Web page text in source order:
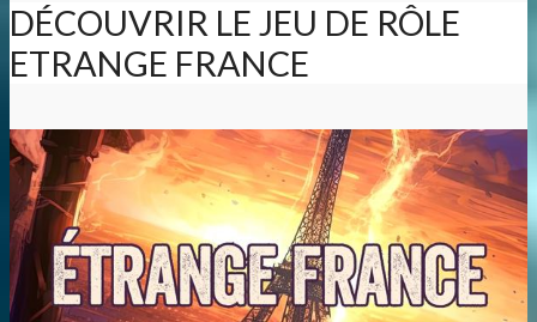
DÉCOUVRIR LE JEU DE RÔLE
ETRANGE FRANCE